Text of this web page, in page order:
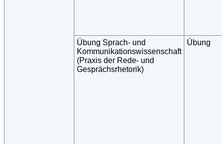
Übung Sprach- und
Kommunikationswissenschaft
(Praxis der Rede- und
Gesprächsrhetorik)
Übung